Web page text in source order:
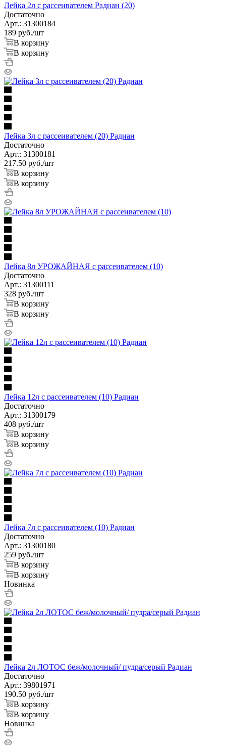
Лейка 2л с рассеивателем Радиан (20)
Достаточно
Арт.: 31300184
189 руб./шт
В корзину
В корзину
Лейка 3л с рассеивателем (20) Радиан
Достаточно
Арт.: 31300181
217.50 руб./шт
В корзину
В корзину
Лейка 8л УРОЖАЙНАЯ с рассеивателем (10)
Достаточно
Арт.: 31300111
328 руб./шт
В корзину
В корзину
Лейка 12л с рассеивателем (10) Радиан
Достаточно
Арт.: 31300179
408 руб./шт
В корзину
В корзину
Лейка 7л с рассеивателем (10) Радиан
Достаточно
Арт.: 31300180
259 руб./шт
В корзину
В корзину
Новинка
Лейка 2л ЛОТОС беж/молочный/ пудра/серый Радиан
Достаточно
Арт.: 39801971
190.50 руб./шт
В корзину
В корзину
Новинка